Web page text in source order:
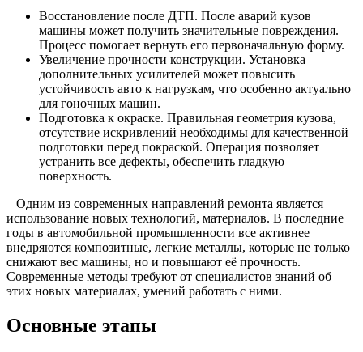
Восстановление после ДТП. После аварий кузов
машины может получить значительные повреждения.
Процесс помогает вернуть его первоначальную форму.
Увеличение прочности конструкции. Установка
дополнительных усилителей может повысить
устойчивость авто к нагрузкам, что особенно актуально
для гоночных машин.
Подготовка к окраске. Правильная геометрия кузова,
отсутствие искривлений необходимы для качественной
подготовки перед покраской. Операция позволяет
устранить все дефекты, обеспечить гладкую
поверхность.
Одним из современных направлений ремонта является
использование новых технологий, материалов. В последние
годы в автомобильной промышленности все активнее
внедряются композитные, легкие металлы, которые не только
снижают вес машины, но и повышают её прочность.
Современные методы требуют от специалистов знаний об
этих новых материалах, умений работать с ними.
Основные этапы